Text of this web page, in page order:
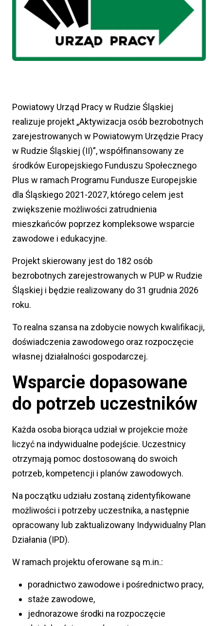
Powiatowy Urząd Pracy w Rudzie Śląskiej
realizuje projekt „Aktywizacja osób bezrobotnych
zarejestrowanych w Powiatowym Urzędzie Pracy
w Rudzie Śląskiej (II)”, współfinansowany ze
środków Europejskiego Funduszu Społecznego
Plus w ramach Programu Fundusze Europejskie
dla Śląskiego 2021-2027, którego celem jest
zwiększenie możliwości zatrudnienia
mieszkańców poprzez kompleksowe wsparcie
zawodowe i edukacyjne.
Projekt skierowany jest do 182 osób
bezrobotnych zarejestrowanych w PUP w Rudzie
Śląskiej i będzie realizowany do 31 grudnia 2026
roku.
To realna szansa na zdobycie nowych kwalifikacji,
doświadczenia zawodowego oraz rozpoczęcie
własnej działalności gospodarczej.
Wsparcie dopasowane
do potrzeb uczestników
Każda osoba biorąca udział w projekcie może
liczyć na indywidualne podejście. Uczestnicy
otrzymają pomoc dostosowaną do swoich
potrzeb, kompetencji i planów zawodowych.
Na początku udziału zostaną zidentyfikowane
możliwości i potrzeby uczestnika, a następnie
opracowany lub zaktualizowany Indywidualny Plan
Działania (IPD).
W ramach projektu oferowane są m.in.:
poradnictwo zawodowe i pośrednictwo pracy,
staże zawodowe,
jednorazowe środki na rozpoczęcie